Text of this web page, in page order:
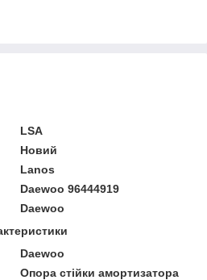
LSA
Новий
Lanos
Daewoo 96444919
Daewoo
Daewoo
Опора стійки амортизатора